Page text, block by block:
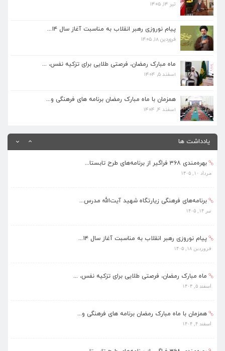
تیر ۱۴, ۱۴۰۵
پیام نوروزی رهبر انقلاب به مناسبت آغاز سال ۱۴...
فروردین ۱۸, ۱۴۰۵
ماه مبارک رمضان، فرصتی طلایی برای تزکیه نفس، ...
اسفند ۵, ۱۴۰۴
همزمان با ماه مبارک رمضان برنامه های فرهنگی و...
اسفند ۴, ۱۴۰۴
یادداشت ها
برنامه‌های فرهنگی زیارتگاه شهید آیت‌الله مدرس...
پیام نوروزی رهبر انقلاب به مناسبت آغاز سال ۱۴...
ماه مبارک رمضان، فرصتی طلایی برای تزکیه نفس، ...
اسفند ۵, ۱۴۰۴
اسفند ۴, ۱۴۰۴
بهره‌مندی ۳۶۸ فراگیر از برنامه‌های طرح تابستا...
مرداد ۱۰, ۱۴۰۵
برنامه‌های فرهنگی زیارتگاه شهید آیت‌الله مدرس...
تیر ۱۴, ۱۴۰۵
پیام نوروزی رهبر انقلاب به مناسبت آغاز سال ۱۴...
فروردین ۱۸, ۱۴۰۵
ماه مبارک رمضان، فرصتی طلایی برای تزکیه نفس، ...
اسفند ۵, ۱۴۰۴
همزمان با ماه مبارک رمضان برنامه های فرهنگی و...
اسفند ۴, ۱۴۰۴